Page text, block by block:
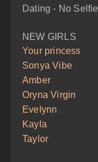
Dating - No Selfie
NEW GIRLS
Your princess
Sonya Vibe
Amber
Oryna Virgin
Evelynn
Kayla
Taylor